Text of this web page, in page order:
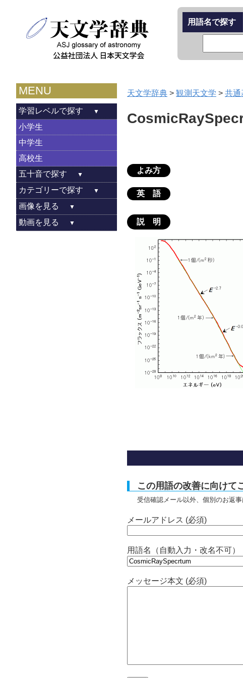
用語名で探す
MENU
学習レベルで探す
小学生
中学生
高校生
五十音で探す
カテゴリーで探す
画像を見る
動画を見る
天文学辞典 > 観測天文学 > 共通
よみ方
英 語
説 明
この用語の改善に向けて
受信確認メール以外、個別のお返
メールアドレス (必須)
用語名（自動入力・改名不可）
メッセージ本文 (必須)